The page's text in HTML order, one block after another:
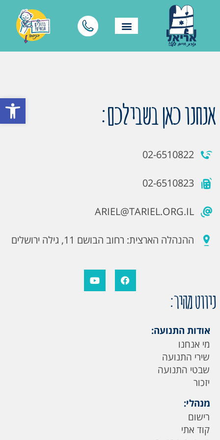
פתח אנחנו כאן בשבילכם:
02-6510822
02-6510823
ARIEL@TARIEL.ORG.IL
ההנהלה הארצית: רחוב הבושם 11, גילה ירושלים
ניווט מהיר:
אודות התנועה:
מי אנחנו
שירי התנועה
שבטי התנועה
יזכור
מנהלי:
רישום
קוד אתי